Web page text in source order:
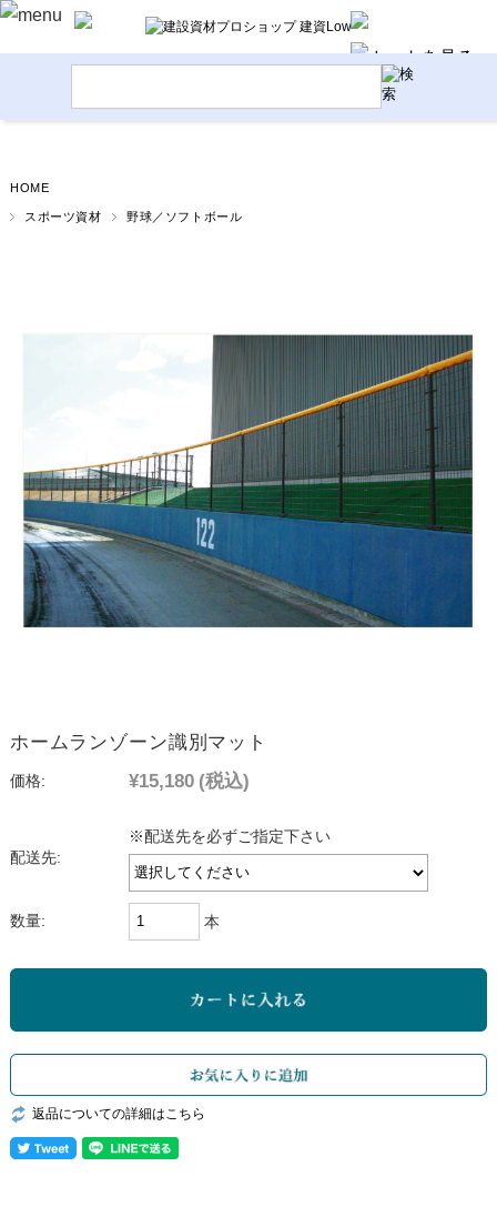
HOME
スポーツ資材 野球／ソフトボール
ホームランゾーン識別マット
価格: ¥15,180 (税込)
配送先:
※配送先を必ずご指定下さい
数量: 本
返品についての詳細はこちら